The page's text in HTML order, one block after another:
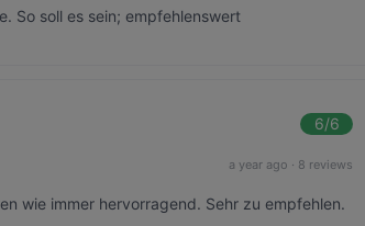
So soll es sein; empfehlenswert
6/6
a year ago · 8 reviews
wie immer hervorragend. Sehr zu empfehlen.